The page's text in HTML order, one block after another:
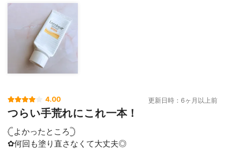
4.00 更新日時：6ヶ月以上前
つらい手荒れにこれ一本！
𓊆よかったところ𓊇
✿何回も塗り直さなくて大丈夫◎